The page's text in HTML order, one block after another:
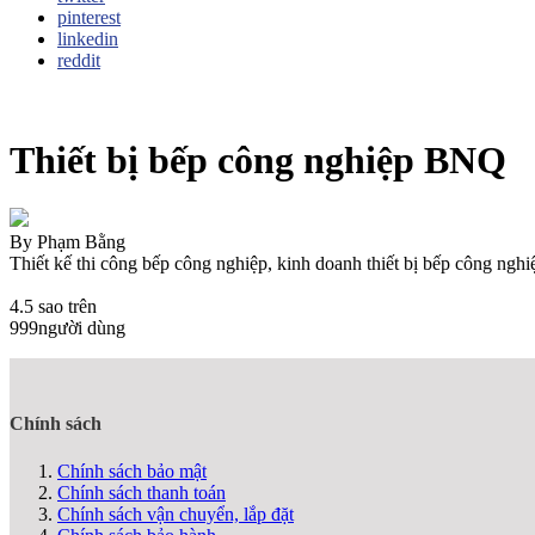
pinterest
linkedin
reddit
Thiết bị bếp công nghiệp BNQ
By Phạm Bằng
Thiết kế thi công bếp công nghiệp, kinh doanh thiết bị bếp công
4.5 sao trên
999người dùng
Chính sách
Chính sách bảo mật
Chính sách thanh toán
Chính sách vận chuyển, lắp đặt